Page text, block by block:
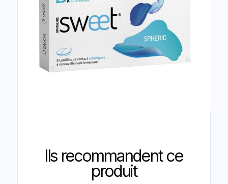
Ils recommandent ce
produit